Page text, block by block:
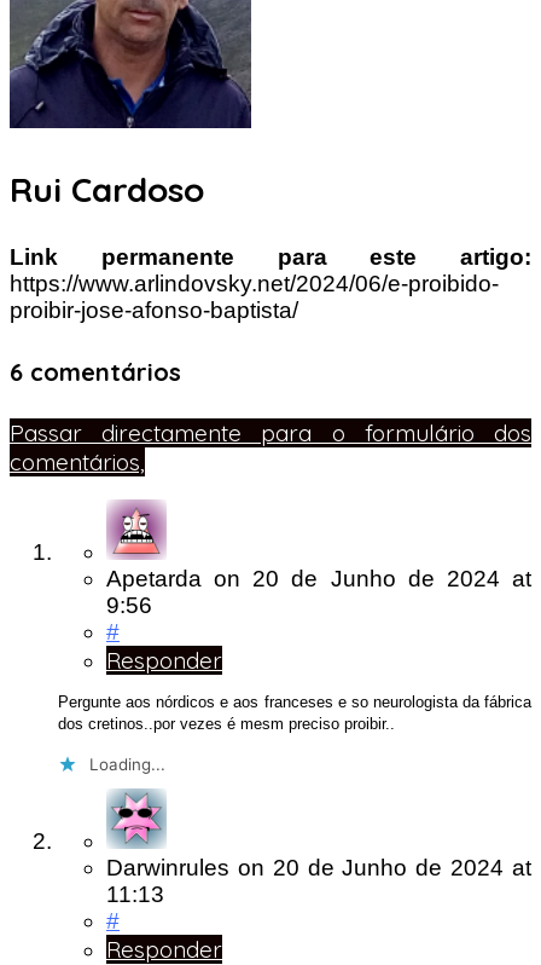
Rui Cardoso
Link permanente para este artigo:
https://www.arlindovsky.net/2024/06/e-proibido-
proibir-jose-afonso-baptista/
6 comentários
Passar directamente para o formulário dos
comentários,
Apetarda on 20 de Junho de 2024at
9:56
#
Responder
Pergunte aos nórdicos e aos franceses e so neurologista da fábrica
dos cretinos..por vezes é mesm preciso proibir..
Loading...
Darwinrules on 20 de Junho de 2024at
11:13
#
Responder